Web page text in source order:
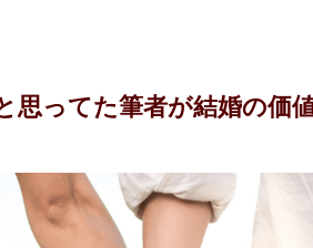
思ってた筆者が結婚の価